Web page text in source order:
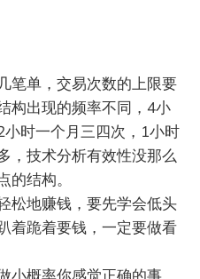
笔单，交易次数的上限要
构出现的频率不同，4小
时一个月三四次，1小时
，技术分析有效性没那么
的结构。
松地赚钱，要先学会低头
着跪着要钱，一定要做看
小概率你感觉正确的事